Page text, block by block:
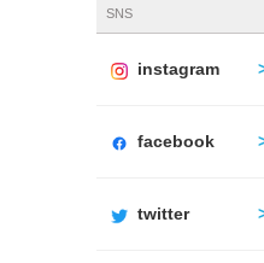
SNS
instagram
facebook
twitter